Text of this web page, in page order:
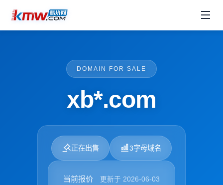
DOMAIN FOR SALE
xb*.com
正在出售 3字母域名
当前报价 更新于 2026-06-03